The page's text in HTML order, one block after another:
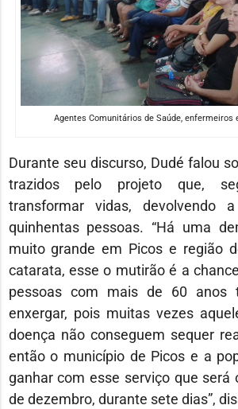
Agentes Comunitários de Saúde, enfermeiros
Durante seu discurso, Dudé falou
trazidos pelo projeto que,
transformar vidas,
quinhentas pessoas. “Há uma
muito grande em Picos e região
catarata, esse o mutirão é a
pessoas com mais de 60
enxergar, pois muitas vezes
doença não conseguem sequer
então o município de Picos e a
ganhar com esse serviço que será
de dezembro, durante sete dias”,